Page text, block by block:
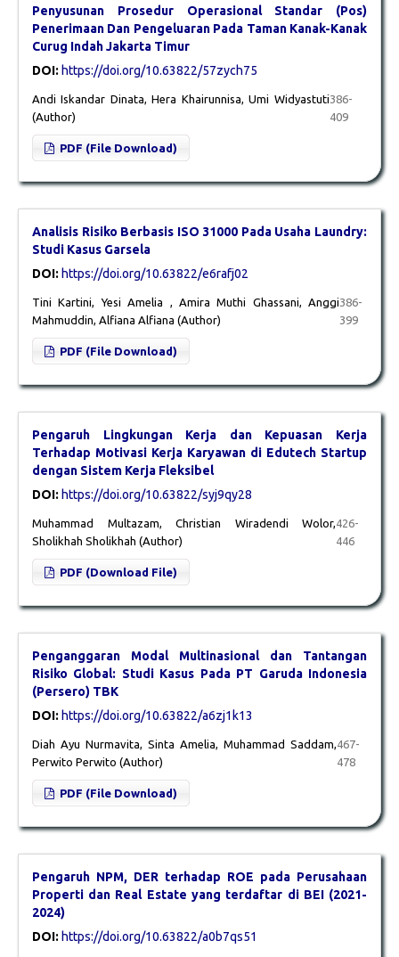
Penyusunan Prosedur Operasional Standar (Pos)
Penerimaan Dan Pengeluaran Pada Taman Kanak-Kanak
Curug Indah Jakarta Timur
DOI: https://doi.org/10.63822/57zych75
Andi Iskandar Dinata, Hera Khairunnisa, Umi Widyastuti
(Author)
386-
409
PDF (File Download)
Analisis Risiko Berbasis ISO 31000 Pada Usaha Laundry:
Studi Kasus Garsela
DOI: https://doi.org/10.63822/e6rafj02
Tini Kartini, Yesi Amelia , Amira Muthi Ghassani, Anggi
Mahmuddin, Alfiana Alfiana (Author)
386-
399
PDF (File Download)
Pengaruh Lingkungan Kerja dan Kepuasan Kerja
Terhadap Motivasi Kerja Karyawan di Edutech Startup
dengan Sistem Kerja Fleksibel
DOI: https://doi.org/10.63822/syj9qy28
Muhammad Multazam, Christian Wiradendi Wolor,
Sholikhah Sholikhah (Author)
426-
446
PDF (Download File)
Penganggaran Modal Multinasional dan Tantangan
Risiko Global: Studi Kasus Pada PT Garuda Indonesia
(Persero) TBK
DOI: https://doi.org/10.63822/a6zj1k13
Diah Ayu Nurmavita, Sinta Amelia, Muhammad Saddam,
Perwito Perwito (Author)
467-
478
PDF (File Download)
Pengaruh NPM, DER terhadap ROE pada Perusahaan
Properti dan Real Estate yang terdaftar di BEI (2021-
2024)
DOI: https://doi.org/10.63822/a0b7qs51